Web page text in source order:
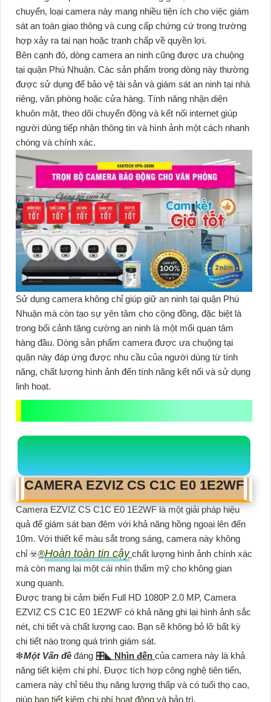
chuyển, loại camera này mang nhiều tiện ích cho việc giám
sát an toàn giao thông và cung cấp chứng cứ trong trường
hợp xảy ra tai nạn hoặc tranh chấp về quyền lợi.
Bên cạnh đó, dòng camera an ninh cũng được ưa chuộng
tại quận Phú Nhuận. Các sản phẩm trong dòng này thường
được sử dụng để bảo vệ tài sản và giám sát an ninh tại nhà
riêng, văn phòng hoặc cửa hàng. Tính năng nhận diện
khuôn mặt, theo dõi chuyển động và kết nối internet giúp
người dùng tiếp nhận thông tin và hình ảnh một cách nhanh
chóng và chính xác.
Sử dụng camera không chỉ giúp giữ an ninh tại quận Phú
Nhuận mà còn tạo sự yên tâm cho cộng đồng, đặc biệt là
trong bối cảnh tăng cường an ninh là một mối quan tâm
hàng đầu. Dòng sản phẩm camera được ưa chuộng tại
quận này đáp ứng được nhu cầu của người dùng từ tính
năng, chất lượng hình ảnh đến tính năng kết nối và sử dụng
linh hoạt.
CAMERA EZVIZ CS C1C E0 1E2WF
Camera EZVIZ CS C1C E0 1E2WF là một giải pháp hiệu
quả để giám sát ban đêm với khả năng hồng ngoại lên đến
10m. Với thiết kế màu sắt trong sáng, camera này không
chỉ ☣️®️Hoàn toàn tin cậy chất lượng hình ảnh chính xác
mà còn mang lại một cái nhìn thẩm mỹ cho không gian
xung quanh.
Được trang bị cảm biến Full HD 1080P 2.0 MP, Camera
EZVIZ CS C1C E0 1E2WF có khả năng ghi lại hình ảnh sắc
nét, chi tiết và chất lượng cao. Bạn sẽ không bỏ lỡ bất kỳ
chi tiết nào trong quá trình giám sát.
❇Một Vấn đề đáng 🎛◣ Nhìn đến của camera này là khả
năng tiết kiệm chi phí. Được tích hợp công nghệ tiên tiến,
camera này chỉ tiêu thụ năng lượng thấp và có tuổi thọ cao,
giúp bạn tiết kiệm chi phí hoạt động và bảo trì.